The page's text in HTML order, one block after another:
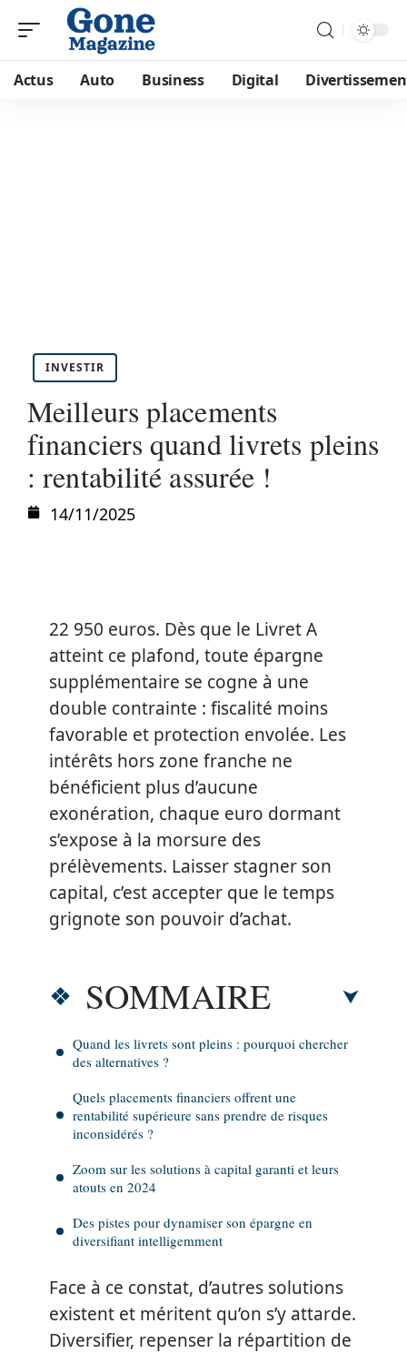
Actus Auto Business Digital
INVESTIR
Meilleurs placements
financiers quand livrets pleins
: rentabilité assurée !
14/11/2025
22 950 euros. Dès que le Livret A
atteint ce plafond, toute épargne
supplémentaire se cogne à une
double contrainte : fiscalité moins
favorable et protection envolée. Les
intérêts hors zone franche ne
bénéficient plus d’aucune
exonération, chaque euro dormant
s’expose à la morsure des
prélèvements. Laisser stagner son
capital, c’est accepter que le temps
grignote son pouvoir d’achat.
SOMMAIRE
Quand les livrets sont pleins : pourquoi chercher
des alternatives ?
Quels placements financiers offrent une
rentabilité supérieure sans prendre de risques
inconsidérés ?
Zoom sur les solutions à capital garanti et leurs
atouts en 2024
Des pistes pour dynamiser son épargne en
diversifiant intelligemment
Face à ce constat, d’autres solutions
existent et méritent qu’on s’y attarde.
Diversifier, repenser la répartition de